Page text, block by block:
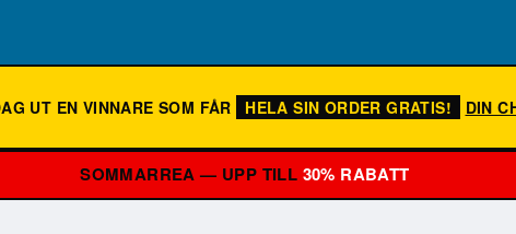
UT EN VINNARE SOM FÅR HELA SIN ORDER GRATIS! DIN
SOMMARREA — UPP TILL 30% RABATT